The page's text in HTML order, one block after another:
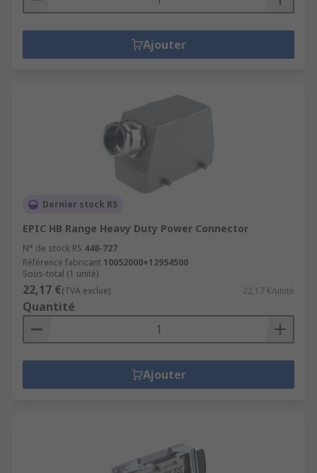
Ajouter
Dernier stock RS
EPIC HB Range Heavy Duty Power Connector
N° de stock RS 448-727
Référence fabricant 10052000+12954500
Sous-total (1 unité)
22,17 €(TVA exclue) 22,17 €/unité
Quantité
Ajouter